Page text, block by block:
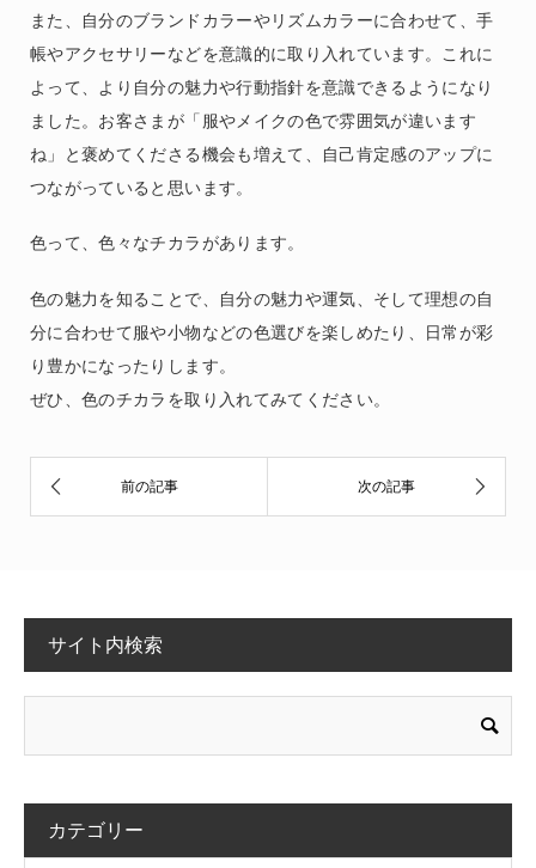
また、自分のブランドカラーやリズムカラーに合わせて、手
帳やアクセサリーなどを意識的に取り入れています。これに
よって、より自分の魅力や行動指針を意識できるようになり
ました。お客さまが「服やメイクの色で雰囲気が違います
ね」と褒めてくださる機会も増えて、自己肯定感のアップに
つながっていると思います。
色って、色々なチカラがあります。
色の魅力を知ることで、自分の魅力や運気、そして理想の自
分に合わせて服や小物などの色選びを楽しめたり、日常が彩
り豊かになったりします。
ぜひ、色のチカラを取り入れてみてください。
サイト内検索
カテゴリー